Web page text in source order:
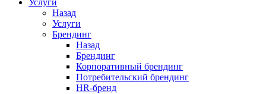
Услуги
Назад
Услуги
Брендинг
Назад
Брендинг
Корпоративный брендинг
Потребительский брендинг
НR-бренд